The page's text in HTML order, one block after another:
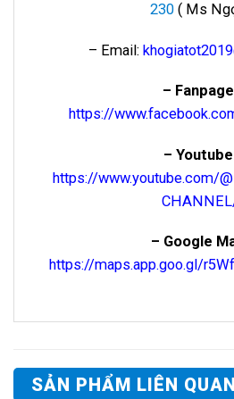
230( Ms
– Email:
–
https://
–
https://www.youtube.com/
– Google
https://maps.app.goo.gl/
SẢN PHẨM LIÊN QUAN